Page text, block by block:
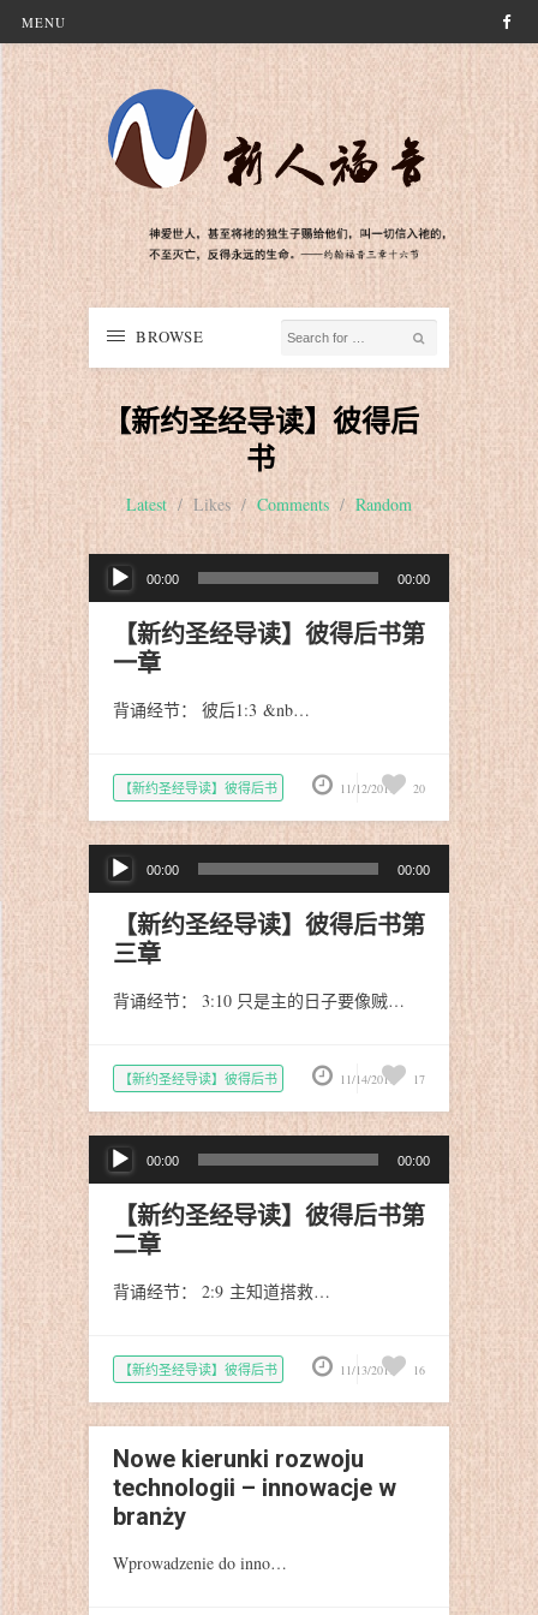
MENU
BROWSE
【新约圣经导读】彼得后
书
Latest / Likes / Comments / Random
00:00 00:00
【新约圣经导读】彼得后书第
一章
背诵经节： 彼后1:3 &nb…
【新约圣经导读】彼得后书 11/12/2019 20
00:00 00:00
【新约圣经导读】彼得后书第
三章
背诵经节： 3:10 只是主的日子要像贼…
【新约圣经导读】彼得后书 11/14/2019 17
00:00 00:00
【新约圣经导读】彼得后书第
二章
背诵经节： 2:9 主知道搭救…
【新约圣经导读】彼得后书 11/13/2019 16
Nowe kierunki rozwoju
technologii – innowacje w
branży
Wprowadzenie do inno…